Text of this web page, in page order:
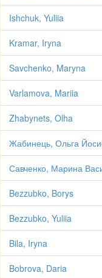
Ishchuk, Yuliia
Kramar, Iryna
Savchenko, Maryna
Varlamova, Mariia
Zhabynets, Olha
Жабинець, Ольга
Савченко, Марина
Bezzubko, Borys
Bezzubko, Yuliia
Bila, Iryna
Bobrova, Daria